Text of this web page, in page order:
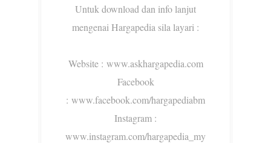
Untuk download dan info lanjut
mengenai Hargapedia sila layari :
Website : www.askhargapedia.com
Facebook
: www.facebook.com/hargapediabm
Instagram :
www.instagram.com/hargapedia_my